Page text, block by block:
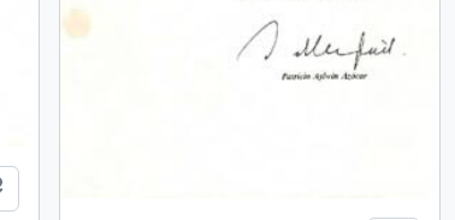
Añadir al portapapeles